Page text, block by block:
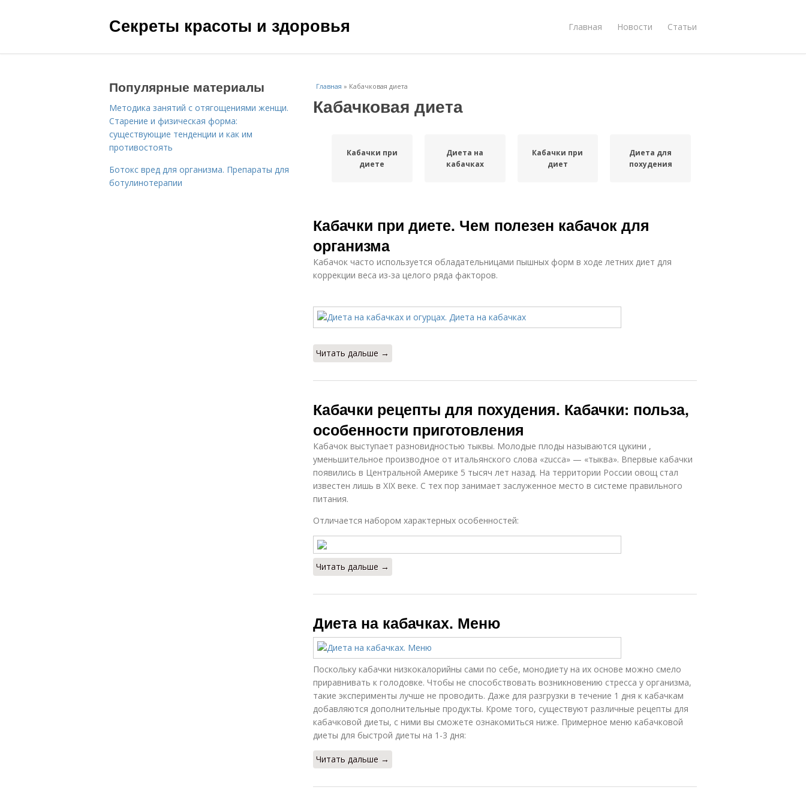
Секреты красоты и здоровья Главная Новости Статьи
Главная » Кабачковая диета
Кабачковая диета
Кабачки при
диете
Диета на
кабачках
Кабачки при
диет
Диета для
похудения
Кабачки при диете. Чем полезен кабачок для
организма
Кабачок часто используется обладательницами пышных форм в ходе летних диет для
коррекции веса из-за целого ряда факторов.
Читать дальше →
Кабачки рецепты для похудения. Кабачки: польза,
особенности приготовления
Кабачок выступает разновидностью тыквы. Молодые плоды называются цукини ,
уменьшительное производное от итальянского слова «zucca» — «тыква». Впервые кабачки
появились в Центральной Америке 5 тысяч лет назад. На территории России овощ стал
известен лишь в XIX веке. С тех пор занимает заслуженное место в системе правильного
питания.
Отличается набором характерных особенностей:
Читать дальше →
Диета на кабачках. Меню
Поскольку кабачки низкокалорийны сами по себе, монодиету на их основе можно смело
приравнивать к голодовке. Чтобы не способствовать возникновению стресса у организма,
такие эксперименты лучше не проводить. Даже для разгрузки в течение 1 дня к кабачкам
добавляются дополнительные продукты. Кроме того, существуют различные рецепты для
кабачковой диеты, с ними вы сможете ознакомиться ниже. Примерное меню кабачковой
диеты для быстрой диеты на 1-3 дня:
Читать дальше →
Популярные материалы
Методика занятий с отягощениями женщи.
Старение и физическая форма:
существующие тенденции и как им
противостоять
Ботокс вред для организма. Препараты для
ботулинотерапии